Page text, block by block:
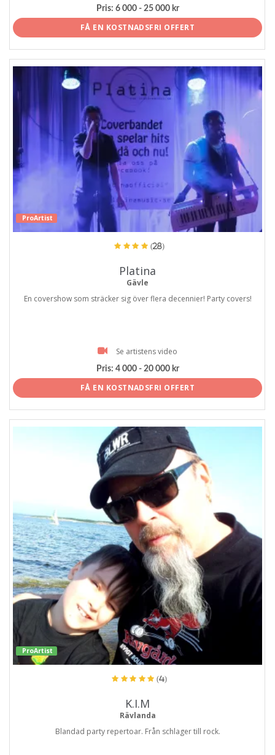
Pris: 6 000 - 25 000 kr
FÅ EN KOSTNADSFRI OFFERT
ProArtist
(28)
Platina
Gävle
En covershow som sträcker sig över flera decennier! Party covers!
Se artistens video
Pris: 4 000 - 20 000 kr
FÅ EN KOSTNADSFRI OFFERT
ProArtist
(4)
K.I.M
Rävlanda
Blandad party repertoar. Från schlager till rock.